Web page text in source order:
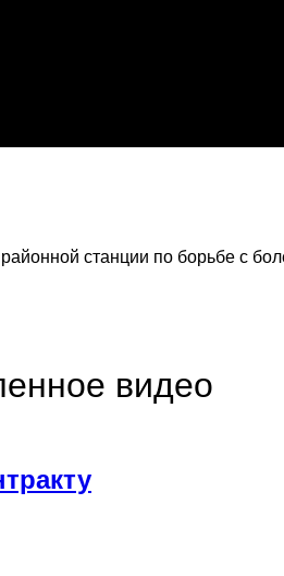
станции по борьбе с
видео